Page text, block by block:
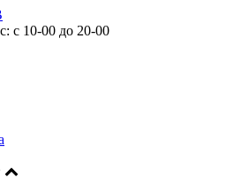
с 10-00 до 20-00